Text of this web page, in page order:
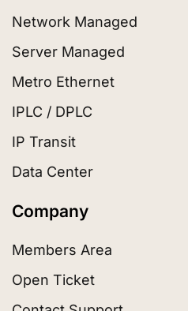
Network Managed
Server Managed
Metro Ethernet
IPLC / DPLC
IP Transit
Data Center
Company
Members Area
Open Ticket